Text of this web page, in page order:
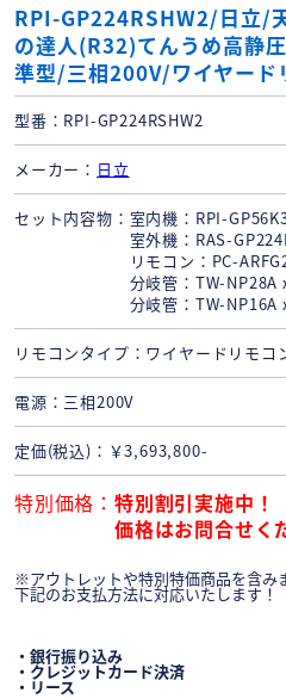
RPI-GP224RSHW2/日立/
の達人(R32)てんうめ高静
準型/三相200V/ワイヤード
型番 RPI-GP224RSHW2
メーカー 日立
セット内容物
室内機：RPI-
室外機：RAS-
リモコン：PC-
分岐管：TW-NP28A
分岐管：TW-NP16A
リモコンタイプ ワイヤードリモコ
電源 三相200V
定価(税込) ￥3,693,800-
特別価格
特別割引実施中！
価格はお問合せく
※アウトレットや特別特価商品を含み
下記のお支払方法に対応いたします！
・銀行振り込み
・クレジットカード決済
・リース